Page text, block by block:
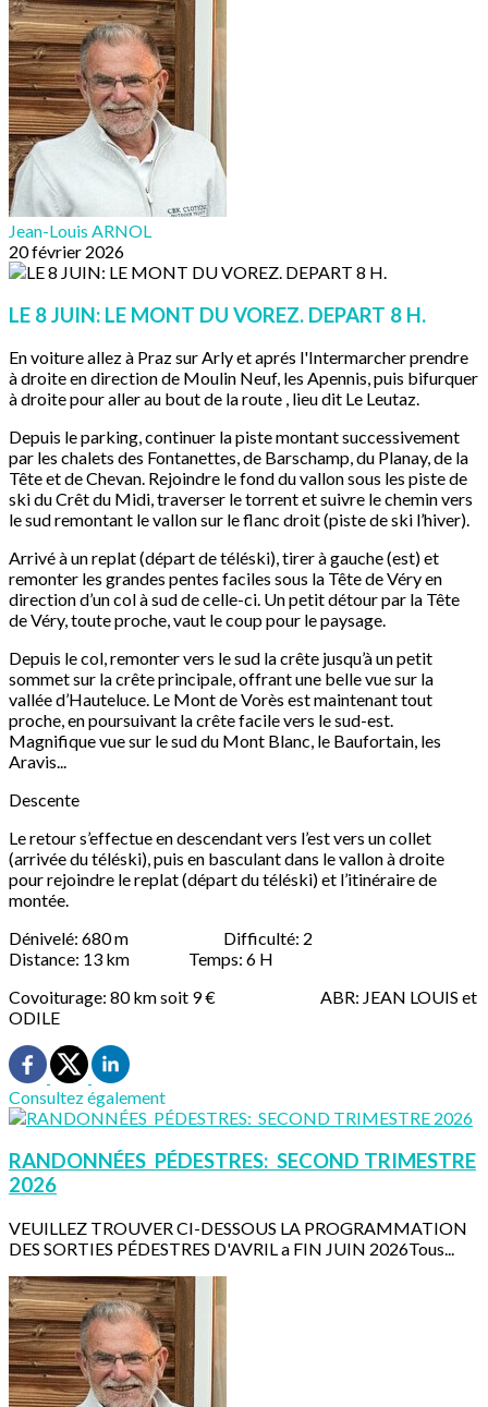
Jean-Louis ARNOL
20 février 2026
LE 8 JUIN: LE MONT DU VOREZ. DEPART 8 H.
En voiture allez à Praz sur Arly et aprés l'Intermarcher prendre
à droite en direction de Moulin Neuf, les Apennis, puis bifurquer
à droite pour aller au bout de la route , lieu dit Le Leutaz.
Depuis le parking, continuer la piste montant successivement
par les chalets des Fontanettes, de Barschamp, du Planay, de la
Tête et de Chevan. Rejoindre le fond du vallon sous les piste de
ski du Crêt du Midi, traverser le torrent et suivre le chemin vers
le sud remontant le vallon sur le flanc droit (piste de ski l’hiver).
Arrivé à un replat (départ de téléski), tirer à gauche (est) et
remonter les grandes pentes faciles sous la Tête de Véry en
direction d’un col à sud de celle-ci. Un petit détour par la Tête
de Véry, toute proche, vaut le coup pour le paysage.
Depuis le col, remonter vers le sud la crête jusqu’à un petit
sommet sur la crête principale, offrant une belle vue sur la
vallée d’Hauteluce. Le Mont de Vorès est maintenant tout
proche, en poursuivant la crête facile vers le sud-est.
Magnifique vue sur le sud du Mont Blanc, le Baufortain, les
Aravis...
Descente
Le retour s’effectue en descendant vers l’est vers un collet
(arrivée du téléski), puis en basculant dans le vallon à droite
pour rejoindre le replat (départ du téléski) et l’itinéraire de
montée.
Dénivelé: 680 m Difficulté: 2
Distance: 13 km Temps: 6 H
Covoiturage: 80 km soit 9 € ABR: JEAN LOUIS et
ODILE
Consultez également
RANDONNÉES PÉDESTRES: SECOND TRIMESTRE
2026
VEUILLEZ TROUVER CI-DESSOUS LA PROGRAMMATION
DES SORTIES PÉDESTRES D'AVRIL a FIN JUIN 2026Tous...